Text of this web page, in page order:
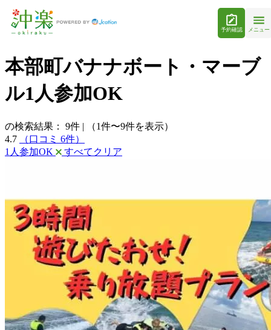
予約確認 メニュー
本部町バナナボート・マーブ
ル1人参加OK
の検索結果： 9件 |
（1件〜9件を表示）
4.7
（口コミ 6件）
1人参加OK
すべてクリア